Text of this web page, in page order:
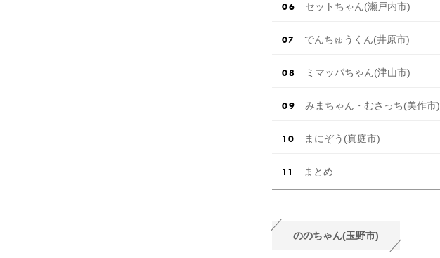
セットちゃん(瀬戸内市)
でんちゅうくん(井原市)
ミマッパちゃん(津山市)
みまちゃん・むさっち(美作市)
まにぞう(真庭市)
まとめ
ののちゃん(玉野市)